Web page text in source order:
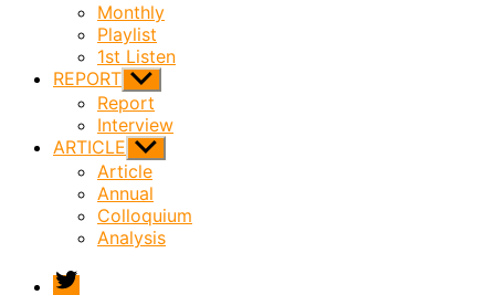
Monthly
Playlist
1st Listen
REPORT Show
sub
menu
Report
Interview
ARTICLE Show
sub
menu
Article
Annual
Colloquium
Analysis
twitter